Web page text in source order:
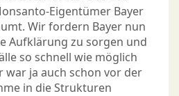
Eigentümer Bayer
Wir fordern Bayer nun
Aufklärung zu sorgen und
so schnell wie möglich
war ja auch schon vor der
in die Strukturen